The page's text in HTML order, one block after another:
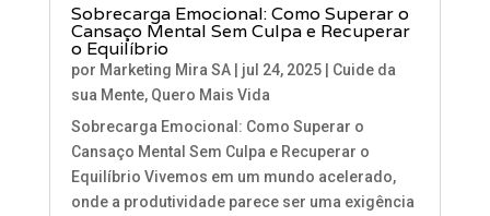
Sobrecarga Emocional: Como Superar o
Cansaço Mental Sem Culpa e Recuperar
o Equilíbrio
por Marketing Mira SA| jul 24, 2025| Cuide da
sua Mente, Quero Mais Vida
Sobrecarga Emocional: Como Superar o
Cansaço Mental Sem Culpa e Recuperar o
Equilíbrio Vivemos em um mundo acelerado,
onde a produtividade parece ser uma exigência